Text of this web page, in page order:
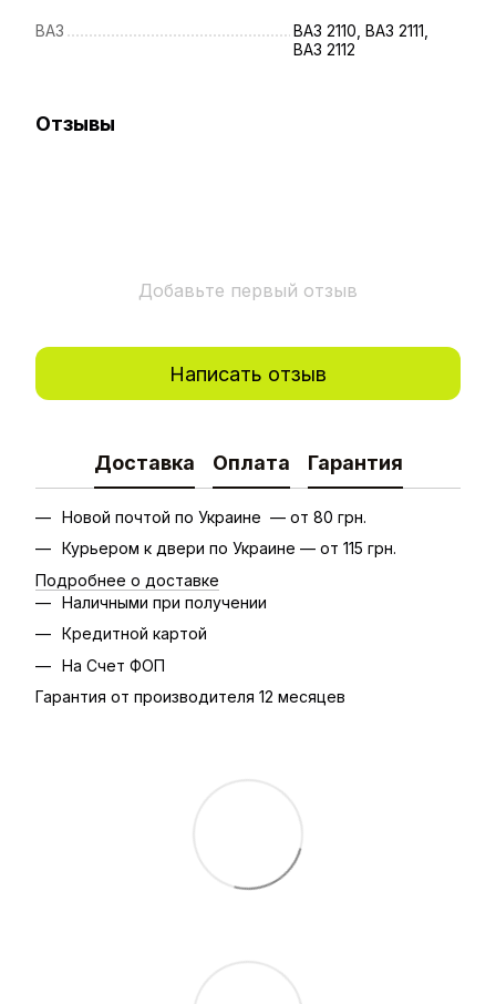
ВАЗ
ВАЗ 2110, ВАЗ 2111,
ВАЗ 2112
Отзывы
Добавьте первый отзыв
Написать отзыв
Доставка Оплата Гарантия
Новой почтой по Украине — от 80 грн.
Курьером к двери по Украине — от 115 грн.
Подробнее о доставке
Наличными при получении
Кредитной картой
На Счет ФОП
Гарантия от производителя 12 месяцев